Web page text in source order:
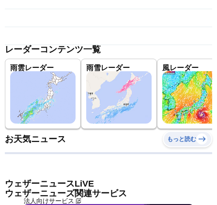
レーダーコンテンツ一覧
雨雲レーダー 雨雪レーダー 風レーダー
お天気ニュース もっと読む
ウェザーニュースLiVE
ウェザーニューズ関連サービス
法人向けサービス